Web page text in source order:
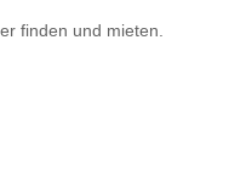
finden und mieten.